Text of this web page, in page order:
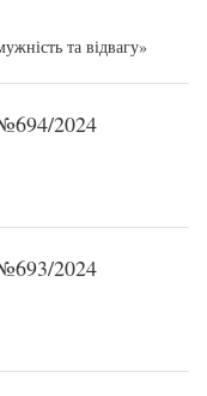
та відвагу»
2024
2024